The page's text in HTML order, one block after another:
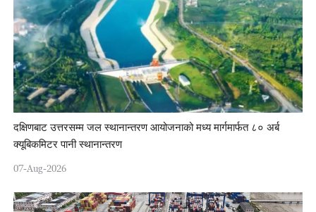
दक्षिणबाट उत्तरसम्म जल स्थानान्तरण आयोजनाको मध्य मार्गमार्फत ८० अर्ब
क्यूबिकमिटर पानी स्थानान्तरण
07-Aug-2026